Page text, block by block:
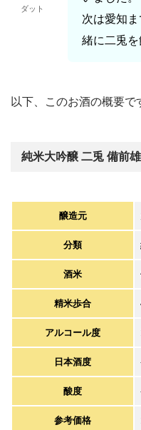
ダット
次は愛知
緒に二兎を
以下、このお酒の概要で
純米大吟醸 二兎 備前
醸造元
分類
酒米
精米歩合
アルコール度
日本酒度
酸度
参考価格